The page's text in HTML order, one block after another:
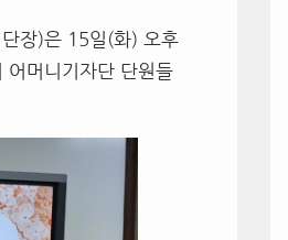
장)은 15일(화) 오후
어머니기자단 단원들